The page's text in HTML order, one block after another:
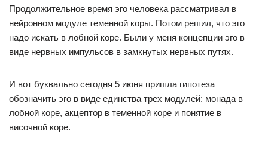
Продолжительное время эго человека рассматривал в
нейронном модуле теменной коры. Потом решил, что эго
надо искать в лобной коре. Были у меня концепции эго в
виде нервных импульсов в замкнутых нервных путях.
И вот буквально сегодня 5 июня пришла гипотеза
обозначить эго в виде единства трех модулей: монада в
лобной коре, акцептор в теменной коре и понятие в
височной коре.